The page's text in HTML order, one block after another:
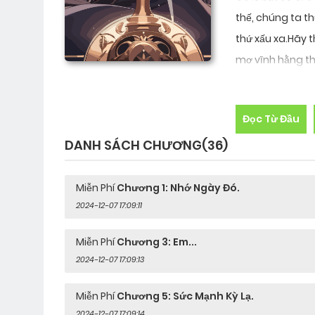
thế, chúng ta
thứ xấu xa.Hãy
mơ vĩnh hằng
là con rối
ta đang ở một
không thể
chúng ta vẫn
"Mộng Giới" -
chúng ta đều
thích, mình
ta sẽ đến
có thể làm
không làm
Đọc Từ Đầu
DANH SÁCH CHƯƠNG(36)
Miễn Phí Chương 1: Nhớ Ngày Đó.
2024-12-07 17:09:11
Miễn Phí Chương 3: Em...
2024-12-07 17:09:13
Miễn Phí Chương 5: Sức Mạnh Kỳ Lạ.